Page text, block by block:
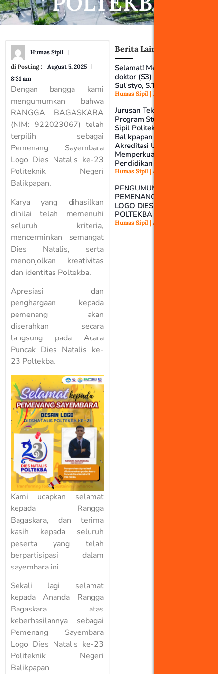
Humas Sipil
di Posting :
August 5, 2025
8:31 am
Dengan bangga kami
mengumumkan bahwa
RANGGA BAGASKARA
(NIM: 922023067) telah
terpilih sebagai
Pemenang Sayembara
Logo Dies Natalis ke-23
Politeknik Negeri
Balikpapan.
Karya yang dihasilkan
dinilai telah memenuhi
seluruh kriteria,
mencerminkan semangat
Dies Natalis, serta
menonjolkan kreativitas
dan identitas Poltekba.
Apresiasi dan
penghargaan kepada
pemenang akan
diserahkan secara
langsung pada Acara
Puncak Dies Natalis ke-
23 Poltekba.
Kami ucapkan selamat
kepada Rangga
Bagaskara, dan terima
kasih kepada seluruh
peserta yang telah
berpartisipasi dalam
sayembara ini.
Sekali lagi selamat
kepada Ananda Rangga
Bagaskara atas
keberhasilannya sebagai
Pemenang Sayembara
Logo Dies Natalis ke-23
Politeknik Negeri
Balikpapan
Berita Lainnya
Selamat! Meraih gelar
doktor (S3) Bapak Dr. Totok
Sulistyo, S.T., M.T.
Humas Sipil July 15, 2026
Jurusan Teknik Sipil
Program Studi D3 Teknik
Sipil Politeknik Negeri
Balikpapan Meraih
Akreditasi Unggul,
Memperkuat Komitmen
Pendidikan Berkualitas
Humas Sipil August 28, 2025
PENGUMUMAN
PEMENANG SAYEMBARA
LOGO DIES NATALIS KE-23
POLTEKBA
Humas Sipil August 5, 2025